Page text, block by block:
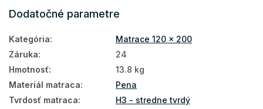
Vysoké matrace
Matrace Aloe Vera
Matrace pre hostí
Podlahové matrace
Matrace na zem
Dodatočné parametre
Kategória:
Matrace 120 x 200
Záruka:
24
Hmotnosť:
13.8 kg
Materiál matraca:
Pena
Tvrdosť matraca:
H3 - stredne tvrdý